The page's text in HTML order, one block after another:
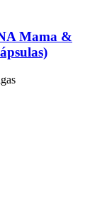
Mama &